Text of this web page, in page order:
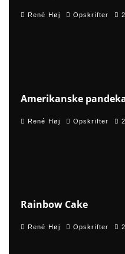
René Høj Opskrifter
Amerikanske
René Høj Opskrifter
Rainbow Cake
René Høj Opskrifter